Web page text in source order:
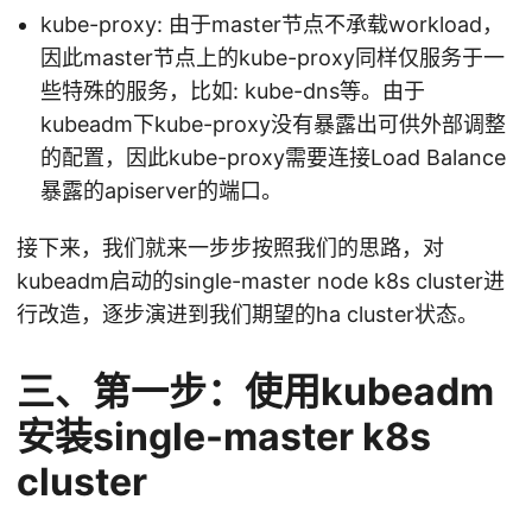
kube-proxy: 由于master节点不承载workload，
因此master节点上的kube-proxy同样仅服务于一
些特殊的服务，比如: kube-dns等。由于
kubeadm下kube-proxy没有暴露出可供外部调整
的配置，因此kube-proxy需要连接Load Balance
暴露的apiserver的端口。
接下来，我们就来一步步按照我们的思路，对
kubeadm启动的single-master node k8s cluster进
行改造，逐步演进到我们期望的ha cluster状态。
三、第一步：使用kubeadm
安装single-master k8s
cluster